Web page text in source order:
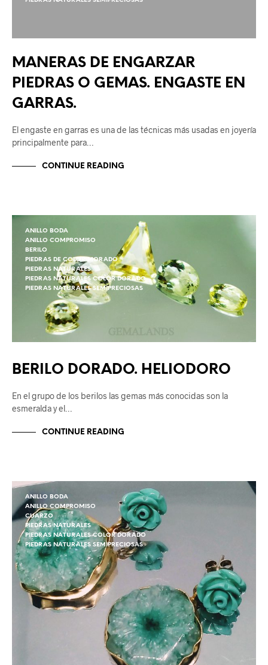
MANERAS DE ENGARZAR
PIEDRAS O GEMAS. ENGASTE EN
GARRAS.
El engaste en garras es una de las técnicas más usadas en joyería
principalmente para…
CONTINUE READING
ANILLO BODA
ANILLO COMPROMISO
BERILO
PIEDRAS DE COLOR MORADO
PIEDRAS NATURALES
PIEDRAS NATURALES COLOR DORADO
PIEDRAS NATURALES SEMIPRECIOSAS
BERILO DORADO. HELIODORO
En el grupo de los berilos las gemas más conocidas son la
esmeralda y el…
CONTINUE READING
ANILLO BODA
ANILLO COMPROMISO
CUARZO
PIEDRAS NATURALES
PIEDRAS NATURALES COLOR DORADO
PIEDRAS NATURALES SEMIPRECIOSAS